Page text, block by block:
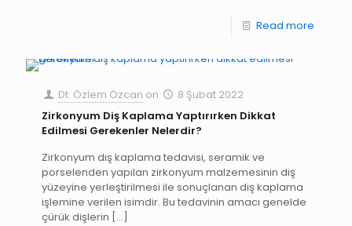
Read more
Dt. Özlem Özcan on
8 Şubat 2022
Zirkonyum Diş Kaplama Yaptırırken Dikkat
Edilmesi Gerekenler Nelerdir?
Zirkonyum diş kaplama tedavisi, seramik ve
porselenden yapılan zirkonyum malzemesinin diş
yüzeyine yerleştirilmesi ile sonuçlanan diş kaplama
işlemine verilen isimdir. Bu tedavinin amacı genelde
çürük dişlerin […]